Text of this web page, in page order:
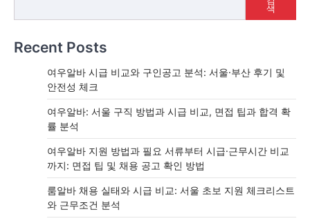
색
Recent Posts
여우알바 시급 비교와 구인공고 분석: 서울·부산 후기 및
안전성 체크
여우알바: 서울 구직 방법과 시급 비교, 면접 팁과 합격 확
률 분석
여우알바 지원 방법과 필요 서류부터 시급·근무시간 비교
까지: 면접 팁 및 채용 공고 확인 방법
룸알바 채용 실태와 시급 비교: 서울 초보 지원 체크리스트
와 근무조건 분석